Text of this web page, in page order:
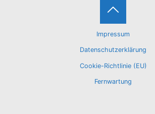
Impressum
Datenschutzerklärung
Cookie-Richtlinie (EU)
Fernwartung
Back
to
Top